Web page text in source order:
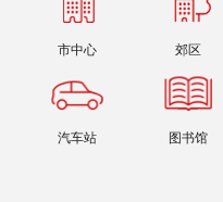
市中心 郊区
汽车站 图书馆